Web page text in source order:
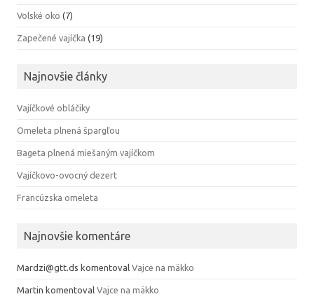
Volské oko (7)
Zapečené vajíčka (19)
Najnovšie články
Vajíčkové obláčiky
Omeleta plnená špargľou
Bageta plnená miešaným vajíčkom
Vajíčkovo-ovocný dezert
Francúzska omeleta
Najnovšie komentáre
Mardzi@gtt.ds komentoval Vajce na mäkko
Martin komentoval Vajce na mäkko